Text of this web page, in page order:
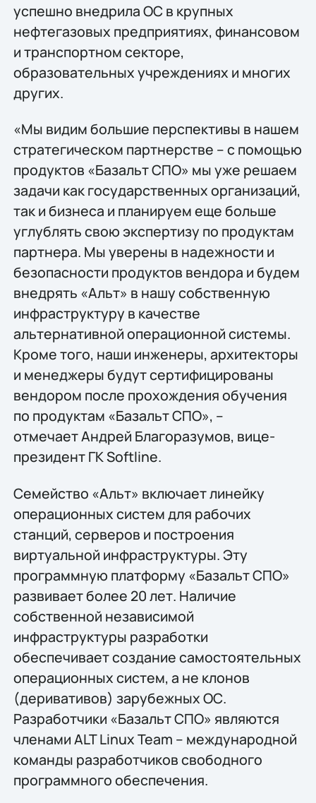
успешно внедрила ОС в крупных
нефтегазовых предприятиях, финансовом
и транспортном секторе,
образовательных учреждениях и многих
других.
«Мы видим большие перспективы в нашем
стратегическом партнерстве – с помощью
продуктов «Базальт СПО» мы уже решаем
задачи как государственных организаций,
так и бизнеса и планируем еще больше
углублять свою экспертизу по продуктам
партнера. Мы уверены в надежности и
безопасности продуктов вендора и будем
внедрять «Альт» в нашу собственную
инфраструктуру в качестве
альтернативной операционной системы.
Кроме того, наши инженеры, архитекторы
и менеджеры будут сертифицированы
вендором после прохождения обучения
по продуктам «Базальт СПО», –
отмечает Андрей Благоразумов, вице-
президент ГК Softline.
Семейство «Альт» включает линейку
операционных систем для рабочих
станций, серверов и построения
виртуальной инфраструктуры. Эту
программную платформу «Базальт СПО»
развивает более 20 лет. Наличие
собственной независимой
инфраструктуры разработки
обеспечивает создание самостоятельных
операционных систем, а не клонов
(деривативов) зарубежных ОС.
Разработчики «Базальт СПО» являются
членами ALT Linux Team – международной
команды разработчиков свободного
программного обеспечения.